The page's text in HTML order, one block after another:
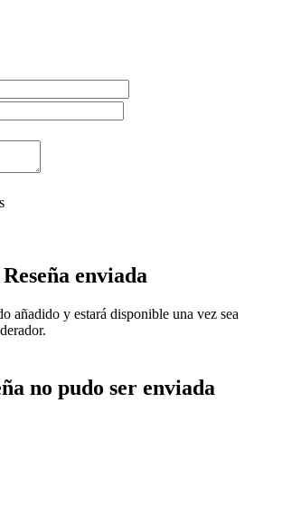
Reseña enviada
añadido y estará disponible una vez sea
no pudo ser enviada